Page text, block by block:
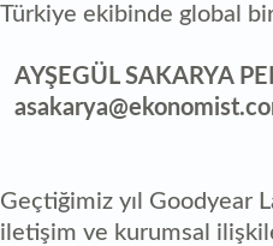
Türkiye ekibinde global
AYŞEGÜL SAKARYA
Geçtiğimiz yıl Goodyear
iletişim ve kurumsal